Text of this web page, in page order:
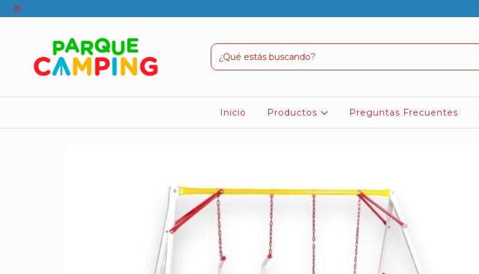
Inicio Productos Preguntas Frecuentes